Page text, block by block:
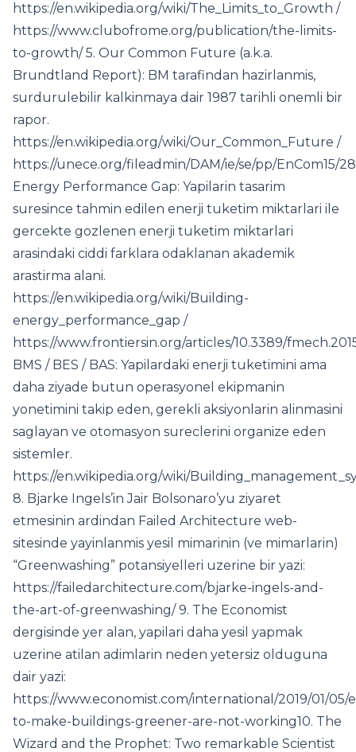
https://en.wikipedia.org/wiki/The_Limits_to_Growth /
https://www.clubofrome.org/publication/the-limits-
to-growth/ 5. Our Common Future (a.k.a.
Brundtland Report): BM tarafindan hazirlanmis,
surdurulebilir kalkinmaya dair 1987 tarihli onemli bir
rapor.
https://en.wikipedia.org/wiki/Our_Common_Future /
https://unece.org/fileadmin/DAM/ie/se/pp/EnCom15/
Energy Performance Gap: Yapilarin tasarim
suresince tahmin edilen enerji tuketim miktarlari ile
gercekte gozlenen enerji tuketim miktarlari
arasindaki ciddi farklara odaklanan akademik
arastirma alani.
https://en.wikipedia.org/wiki/Building-
energy_performance_gap /
https://www.frontiersin.org/articles/10.3389/
BMS / BES / BAS: Yapilardaki enerji tuketimini ama
daha ziyade butun operasyonel ekipmanin
yonetimini takip eden, gerekli aksiyonlarin alinmasini
saglayan ve otomasyon sureclerini organize eden
sistemler.
https://en.wikipedia.org/wiki/
8. Bjarke Ingels’in Jair Bolsonaro’yu ziyaret
etmesinin ardindan Failed Architecture web-
sitesinde yayinlanmis yesil mimarinin (ve mimarlarin)
“Greenwashing” potansiyelleri uzerine bir yazi:
https://failedarchitecture.com/bjarke-ingels-and-
the-art-of-greenwashing/ 9. The Economist
dergisinde yer alan, yapilari daha yesil yapmak
uzerine atilan adimlarin neden yetersiz olduguna
dair yazi:
https://www.economist.com/international/2019/01/05/
to-make-buildings-greener-are-not-working10. The
Wizard and the Prophet: Two remarkable Scientist